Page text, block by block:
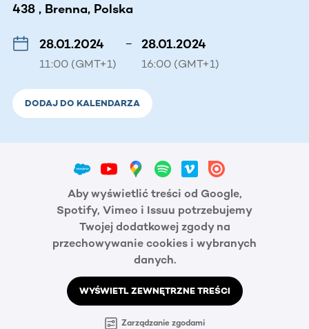
438 , Brenna, Polska
28.01.2024
11:00 (GMT+1)
– 28.01.2024
16:00 (GMT+1)
DODAJ DO KALENDARZA
Aby wyświetlić treści od Google,
Spotify, Vimeo i Issuu potrzebujemy
Twojej dodatkowej zgody na
przechowywanie cookies i wybranych
danych.
WYŚWIETL ZEWNĘTRZNE TREŚCI
Zarządzanie zgodami